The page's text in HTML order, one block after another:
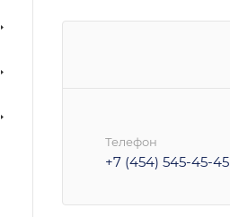
Телефон
+7 (454) 545-45-45